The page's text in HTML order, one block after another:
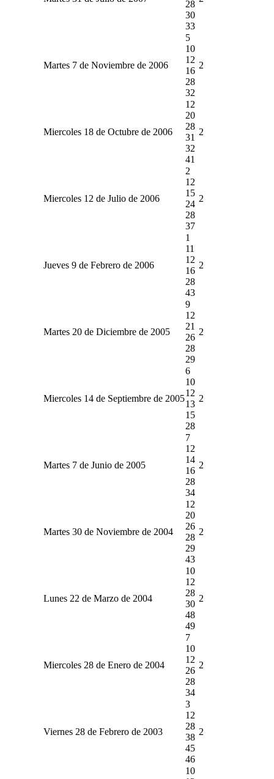
28
30
33
Martes 7 de Noviembre de 2006
5
10
12
16
28
32
2
Miercoles 18 de Octubre de 2006
12
20
28
31
32
41
2
Miercoles 12 de Julio de 2006
2
12
15
24
28
37
2
Jueves 9 de Febrero de 2006
1
11
12
16
28
43
2
Martes 20 de Diciembre de 2005
9
12
21
26
28
29
2
Miercoles 14 de Septiembre de 2005
6
10
12
13
15
28
2
Martes 7 de Junio de 2005
7
12
14
16
28
34
2
Martes 30 de Noviembre de 2004
12
20
26
28
29
43
2
Lunes 22 de Marzo de 2004
10
12
28
30
48
49
2
Miercoles 28 de Enero de 2004
7
10
12
26
28
34
2
Viernes 28 de Febrero de 2003
3
12
28
38
45
46
2
10